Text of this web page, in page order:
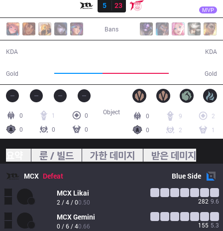
5
23 MVP
Bans
KDA
Gold Gold
KDA
0 1
0
0
0 0
0 9
2
0
2 1
Object
룬 / 빌드 가한 데미지 받은 데미지
MCX Defeat BlueSide
MCX Likai
2 / 4 / 00.50 282 9.6
MCXGemini
0 / 6 / 40.66 155 5.3